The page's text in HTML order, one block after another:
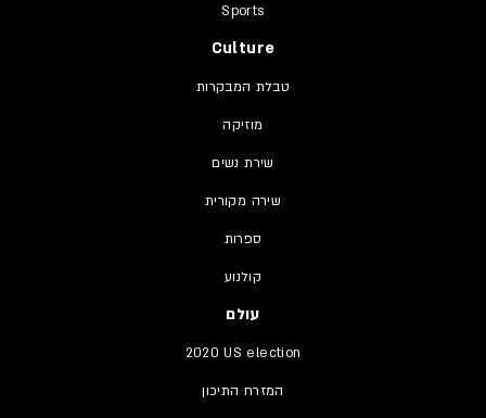
Sports
Culture
טבלת המבקרות
מוזיקה
שירת נשים
שירה מקורית
ספרות
קולנוע
עולם
2020 US election
המזרח התיכון